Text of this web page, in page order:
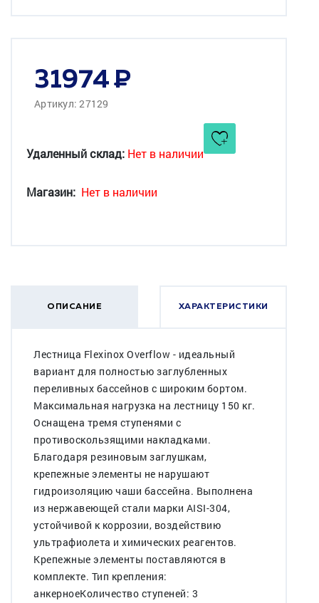
31974
Артикул: 27129
Удаленный склад: Нет в наличии
Магазин: Нет в наличии
ОПИСАНИЕ ХАРАКТЕРИСТИКИ
Лестница Flexinox Overflow - идеальный
вариант для полностью заглубленных
переливных бассейнов c широким бортом.
Максимальная нагрузка на лестницу 150 кг.
Оснащена тремя ступенями с
противоскользящими накладками.
Благодаря резиновым заглушкам,
крепежные элементы не нарушают
гидроизоляцию чаши бассейна. Выполнена
из нержавеющей стали марки AISI-304,
устойчивой к коррозии, воздействию
ультрафиолета и химических реагентов.
Крепежные элементы поставляются в
комплекте. Тип крепления:
анкерноеКоличество ступеней: 3